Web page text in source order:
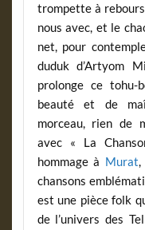
trompette à
nous avec, et le
net, pour
duduk d’Artyom
prolonge ce tohu-
beauté et de
morceau, rien de
avec « La
hommage à Murat,
chansons
est une pièce folk
de l’univers des